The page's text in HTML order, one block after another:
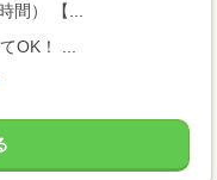
間） 【...
OK！ ...